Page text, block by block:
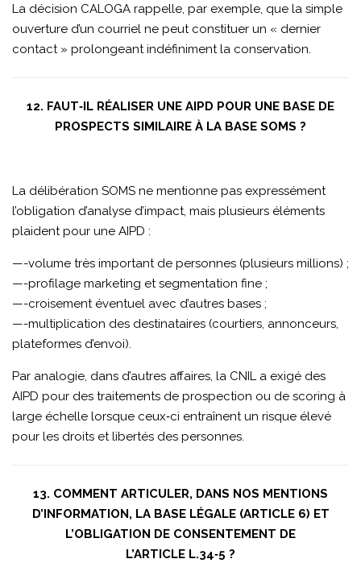
La décision CALOGA rappelle, par exemple, que la simple
ouverture d’un courriel ne peut constituer un « dernier
contact » prolongeant indéfiniment la conservation.
12. FAUT‑IL RÉALISER UNE AIPD POUR UNE BASE DE
PROSPECTS SIMILAIRE À LA BASE SOMS ?
La délibération SOMS ne mentionne pas expressément
l’obligation d’analyse d’impact, mais plusieurs éléments
plaident pour une AIPD :
—-volume très important de personnes (plusieurs millions) ;
—-profilage marketing et segmentation fine ;
—-croisement éventuel avec d’autres bases ;
—-multiplication des destinataires (courtiers, annonceurs,
plateformes d’envoi).
Par analogie, dans d’autres affaires, la CNIL a exigé des
AIPD pour des traitements de prospection ou de scoring à
large échelle lorsque ceux‑ci entraînent un risque élevé
pour les droits et libertés des personnes.
13. COMMENT ARTICULER, DANS NOS MENTIONS
D’INFORMATION, LA BASE LÉGALE (ARTICLE 6) ET
L’OBLIGATION DE CONSENTEMENT DE
L’ARTICLE L.34‑5 ?